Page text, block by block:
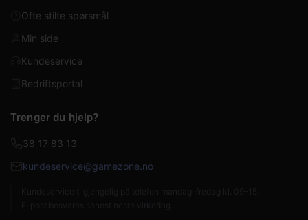
Ofte stilte spørsmål
Min side
Kundeservice
Bedriftsportal
Trenger du hjelp?
38 17 83 13
kundeservice@gamezone.no